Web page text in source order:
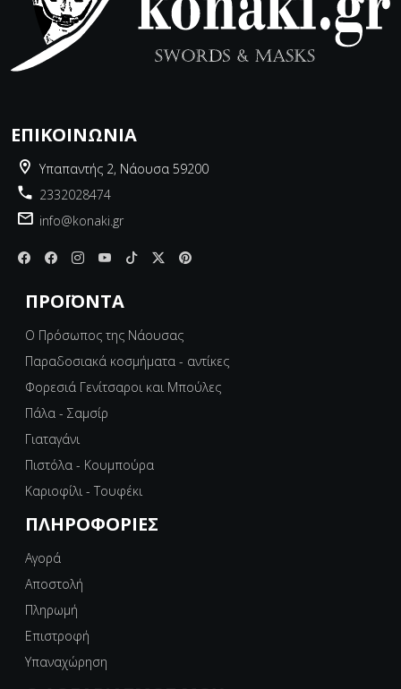
ΕΠΙΚΟΙΝΩΝΊΑ
Υπαπαντής 2, Νάουσα 59200
2332028474
info@konaki.gr
ΠΡΟΪΌΝΤΑ
Ο Πρόσωπος της Νάουσας
Παραδοσιακά κοσμήματα - αντίκες
Φορεσιά Γενίτσαροι και Μπούλες
Πάλα - Σαμσίρ
Γιαταγάνι
Πιστόλα - Κουμπούρα
Καριοφίλι - Τουφέκι
ΠΛΗΡΟΦΟΡΊΕΣ
Αγορά
Αποστολή
Πληρωμή
Επιστροφή
Υπαναχώρηση